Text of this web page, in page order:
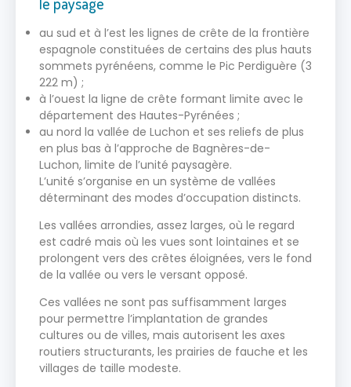
au sud et à l’est les lignes de crête de la frontière
espagnole constituées de certains des plus hauts
sommets pyrénéens, comme le Pic Perdiguère (3
222 m) ;
à l’ouest la ligne de crête formant limite avec le
département des Hautes-Pyrénées ;
au nord la vallée de Luchon et ses reliefs de plus
en plus bas à l’approche de Bagnères-de-
Luchon, limite de l’unité paysagère.
L’unité s’organise en un système de vallées
déterminant des modes d’occupation distincts.
Les vallées arrondies, assez larges, où le regard
est cadré mais où les vues sont lointaines et se
prolongent vers des crêtes éloignées, vers le fond
de la vallée ou vers le versant opposé.
Ces vallées ne sont pas suffisamment larges
pour permettre l’implantation de grandes
cultures ou de villes, mais autorisent les axes
routiers structurants, les prairies de fauche et les
villages de taille modeste.